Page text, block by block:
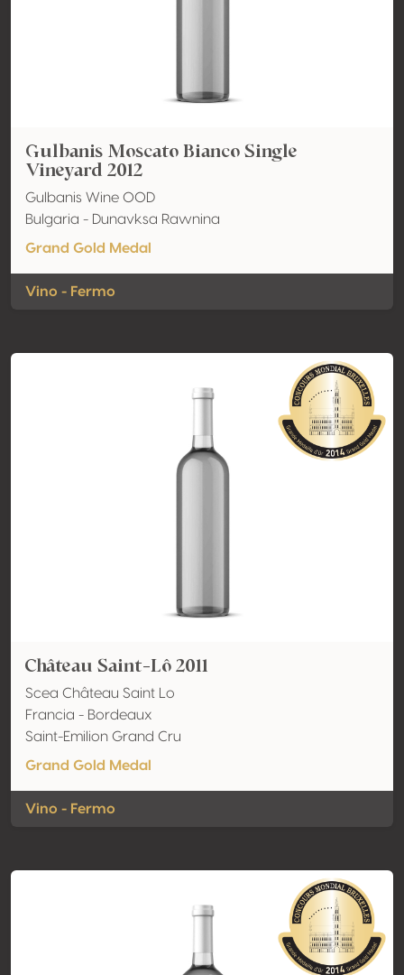
Gulbanis Moscato Bianco Single
Vineyard 2012
Gulbanis Wine OOD
Bulgaria - Dunavksa Rawnina
Grand Gold Medal
Vino - Fermo
Château Saint-Lô 2011
Scea Château Saint Lo
Francia - Bordeaux
Saint-Emilion Grand Cru
Grand Gold Medal
Vino - Fermo